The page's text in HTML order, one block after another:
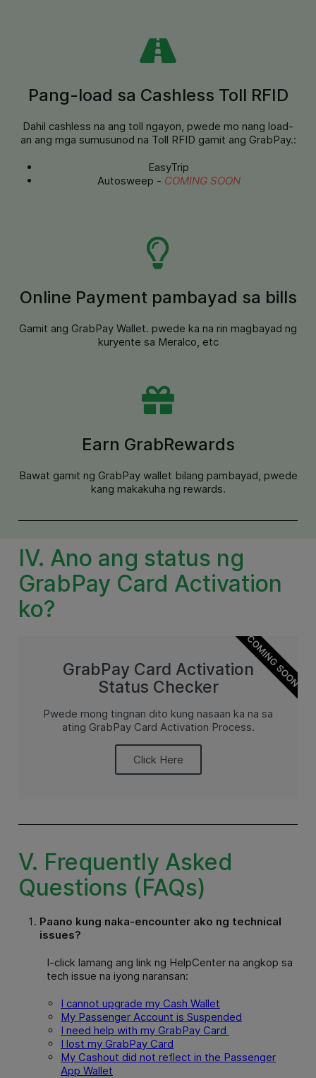
Pang-load sa Cashless Toll RFID
Dahil cashless na ang toll ngayon, pwede mo nang load-
an ang mga sumusunod na Toll RFID gamit ang GrabPay.:
EasyTrip
Autosweep - COMING SOON
Online Payment pambayad sa bills
Gamit ang GrabPay Wallet. pwede ka na rin magbayad ng
kuryente sa Meralco, etc
Earn GrabRewards
Bawat gamit ng GrabPay wallet bilang pambayad, pwede
kang makakuha ng rewards.
IV. Ano ang status ng
GrabPay Card Activation
ko?
GrabPay Card Activation
Status Checker
Pwede mong tingnan dito kung nasaan ka na sa
ating GrabPay Card Activation Process.
Click Here
COMING SOON
V. Frequently Asked
Questions (FAQs)
Paano kung naka-encounter ako ng technical
issues?
I-click lamang ang link ng HelpCenter na angkop sa
tech issue na iyong naransan:
I cannot upgrade my Cash Wallet
My Passenger Account is Suspended
I need help with my GrabPay Card
I lost my GrabPay Card
My Cashout did not reflect in the Passenger
App Wallet